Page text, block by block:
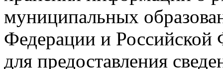
муниципальных
Федерации и Российской
для предоставления